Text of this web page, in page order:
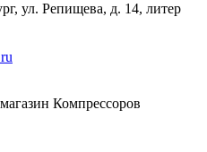
ул. Репищева, д. 14, литер
Компрессоров